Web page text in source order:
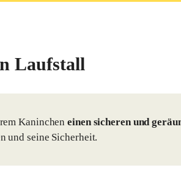
Laufstall
Kanincheneinen sicheren und
und seine Sicherheit.